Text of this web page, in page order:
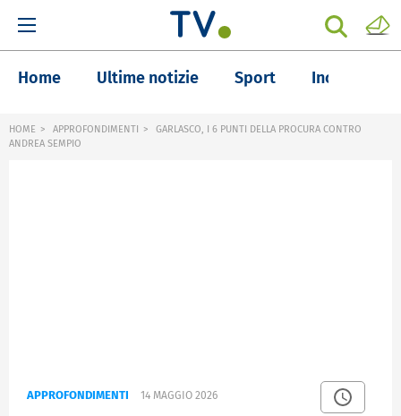
Home Ultime notizie Sport Inchieste
HOME APPROFONDIMENTI
GARLASCO, I 6 PUNTI DELLA PROCURA CONTRO
ANDREA SEMPIO
APPROFONDIMENTI 14 MAGGIO 2026